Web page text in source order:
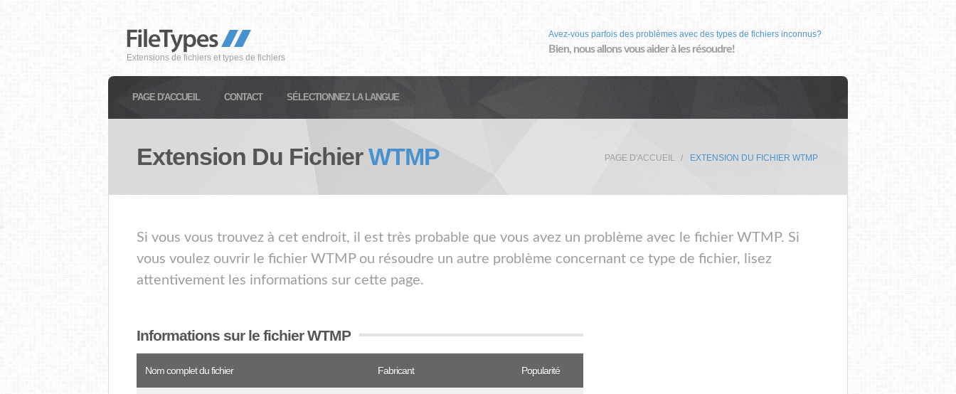
Extensions de fichiers et types de fichiers
Avez-vous parfois des problèmes avec des types de fichiers inconnus?
Bien, nous allons vous aider à les résoudre!
PAGE D'ACCUEIL CONTACT SÉLECTIONNEZ LA LANGUE
Extension Du FichierWTMP PAGE D'ACCUEIL EXTENSION DU FICHIER WTMP
Si vous vous trouvez à cet endroit, il est très probable que vous avez un problème avec le fichier WTMP. Si
vous voulez ouvrir le fichier WTMP ou résoudre un autre problème concernant ce type de fichier, lisez
attentivement les informations sur cette page.
Informations sur le fichier WTMP
Nom complet du fichier Fabricant Popularité